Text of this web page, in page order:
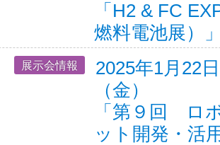
「H2 & FC
燃料電池展）
展示会情報
2025年1月22
（金）
「第９回 ロ
ット開発・活